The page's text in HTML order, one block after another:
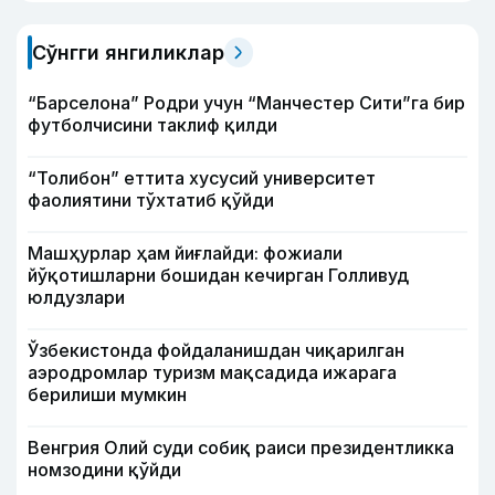
Сўнгги янгиликлар
“Барселона” Родри учун “Манчестер Сити”га бир
футболчисини таклиф қилди
“Толибон” еттита хусусий университет
фаолиятини тўхтатиб қўйди
Машҳурлар ҳам йиғлайди: фожиали
йўқотишларни бошидан кечирган Голливуд
юлдузлари
Ўзбекистонда фойдаланишдан чиқарилган
аэродромлар туризм мақсадида ижарага
берилиши мумкин
Венгрия Олий суди собиқ раиси президентликка
номзодини қўйди